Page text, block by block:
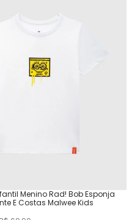
Menino Rad! Bob Esponja
E Costas Malwee Kids